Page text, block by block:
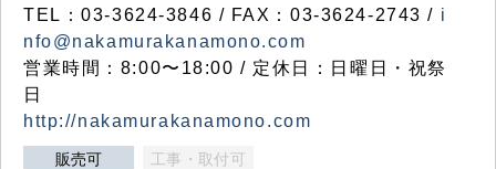
TEL：03-3624-3846 / FAX：03-3624-2743 / i
nfo@nakamurakanamono.com
営業時間：8:00〜18:00 / 定休日：日曜日・祝祭
日
http://nakamurakanamono.com
販売可 工事・取付可